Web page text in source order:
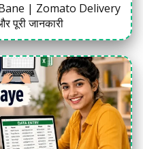
| Zomato Delivery
जानकारी